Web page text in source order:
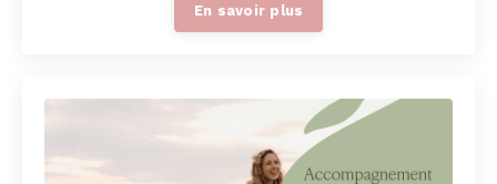
En savoir plus